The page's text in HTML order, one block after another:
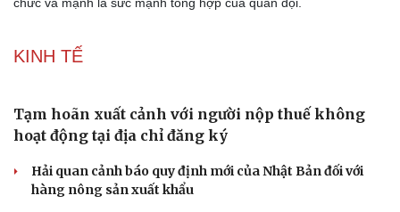
Doanh nghiệp
KINH TẾ
Tạm hoãn xuất cảnh với người nộp thuế không
hoạt động tại địa chỉ đăng ký
Hải quan cảnh báo quy định mới của Nhật Bản đối với
hàng nông sản xuất khẩu